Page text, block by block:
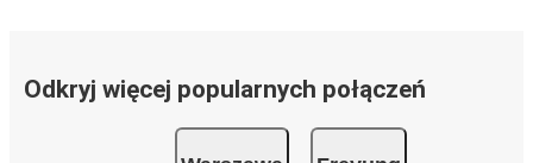
przystankami autobusowymi; 385 połączeniami do
Odkryj więcej popularnych połączeń